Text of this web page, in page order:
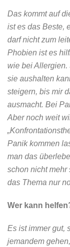
Das kommt auf
ist es das Beste,
darf nicht zum
Phobien ist es
wie bei Allergien.
sie aushalten
steigern, bis mir
ausmacht. Bei
Aber noch weit
Panik kommen
man das
schon nicht
das Thema nur
Wer kann
Es ist immer gut,
jemandem